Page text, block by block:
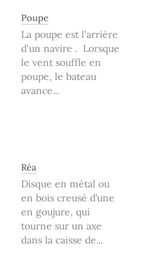
Poupe
La poupe est l'arrière
d'un navire . Lorsque
le vent souffle en
poupe, le bateau
avance...
Réa
Disque en métal ou
en bois creusé d’une
en goujure, qui
tourne sur un axe
dans la caisse de...